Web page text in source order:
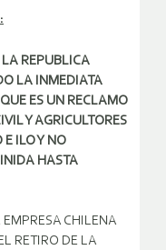
LA REPUBLICA
LA INMEDIATA
ES UN RECLAMO
Y AGRICULTORES
E ILO Y NO
HASTA
CHILENA
RETIRO DE LA